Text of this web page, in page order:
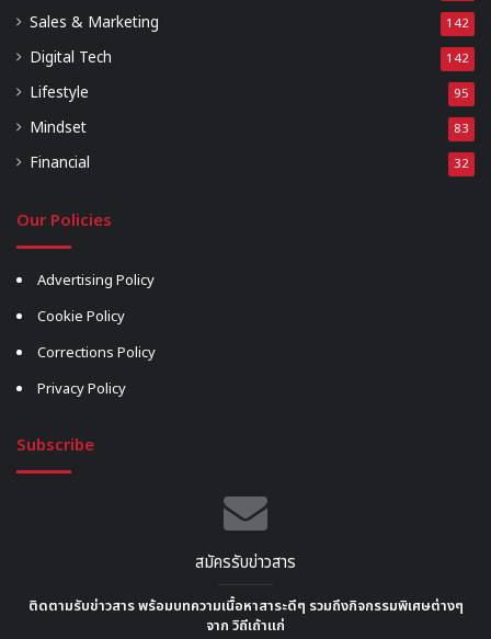
Sales & Marketing 142
Digital Tech 142
Lifestyle 95
Mindset 83
Financial 32
Our Policies
Advertising Policy
Cookie Policy
Corrections Policy
Privacy Policy
Subscribe
สมัครรับข่าวสาร
ติดตามรับข่าวสาร พร้อมบทความเนื้อหาสาระดีๆ รวมถึงกิจกรรมพิเศษต่างๆ
จาก วิถีเถ้าแก่